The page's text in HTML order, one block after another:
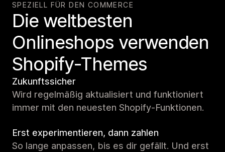
SPEZIELL FÜR DEN COMMERCE
Die weltbesten
Onlineshops verwenden
Shopify-Themes
Zukunftssicher
Wird regelmäßig aktualisiert und funktioniert
immer mit den neuesten Shopify-Funktionen.
Erst experimentieren, dann zahlen
So lange anpassen, bis es dir gefällt. Und erst